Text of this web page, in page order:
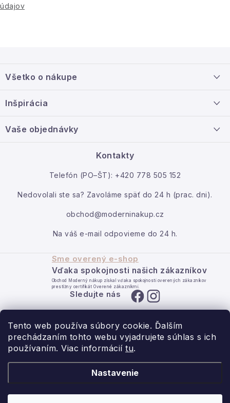
Tento web používa súbory cookie. Ďalším
prechádzaním tohto webu vyjadrujete súhlas s ich
používaním. Viac informácií tu.
Nastavenie
údajov
p
ä
Všetko o nákupe
Veľkoobchodná spolupráca
Inšpirácia
Vaše objednávky
Kontakty
Telefón (PO–ŠT): +420 778 505 152
Nedovolali ste sa? Zavoláme späť do 24 h (prac. dni).
obchod@moderninakup.cz
Na váš e-mail odpovieme do 24 h.
Sme overený e-shop
Vďaka spokojnosti našich zákazníkov
Obchod Moderný nákup získal vďaka spokojnosti overených zákazníkov
prestížny certifikát Overené zákazníkmi.
Sledujte nás
- pre domov s láskou.